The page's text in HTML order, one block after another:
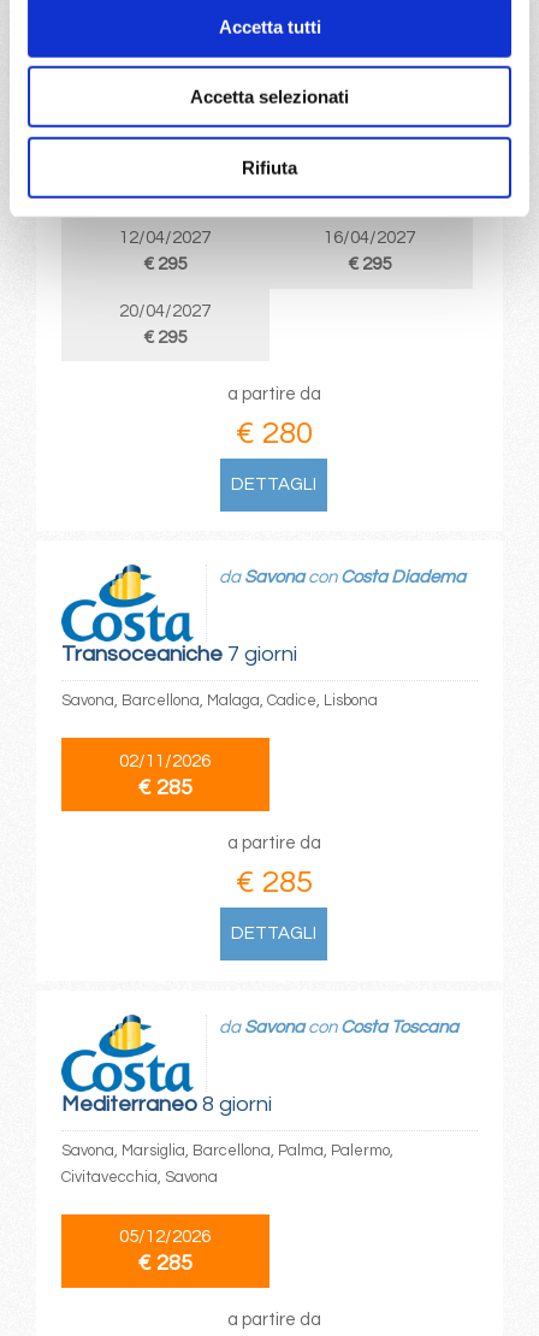
Accetta tutti
Accetta selezionati
Rifiuta
Mediterraneo5 giorni
Savona, Barcellona, Marsiglia, Savona
€ 280
€ 280
12/04/2027
€ 295
16/04/2027
€ 295
20/04/2027
€ 295
a partire da
€ 280
DETTAGLI
Transoceaniche7 giorni
da Savonacon Costa Diadema
Savona, Barcellona, Malaga, Cadice, Lisbona
02/11/2026
€ 285
a partire da
€ 285
DETTAGLI
Mediterraneo8 giorni
da Savonacon Costa Toscana
Savona, Marsiglia, Barcellona, Palma, Palermo,
Civitavecchia, Savona
05/12/2026
€ 285
a partire da